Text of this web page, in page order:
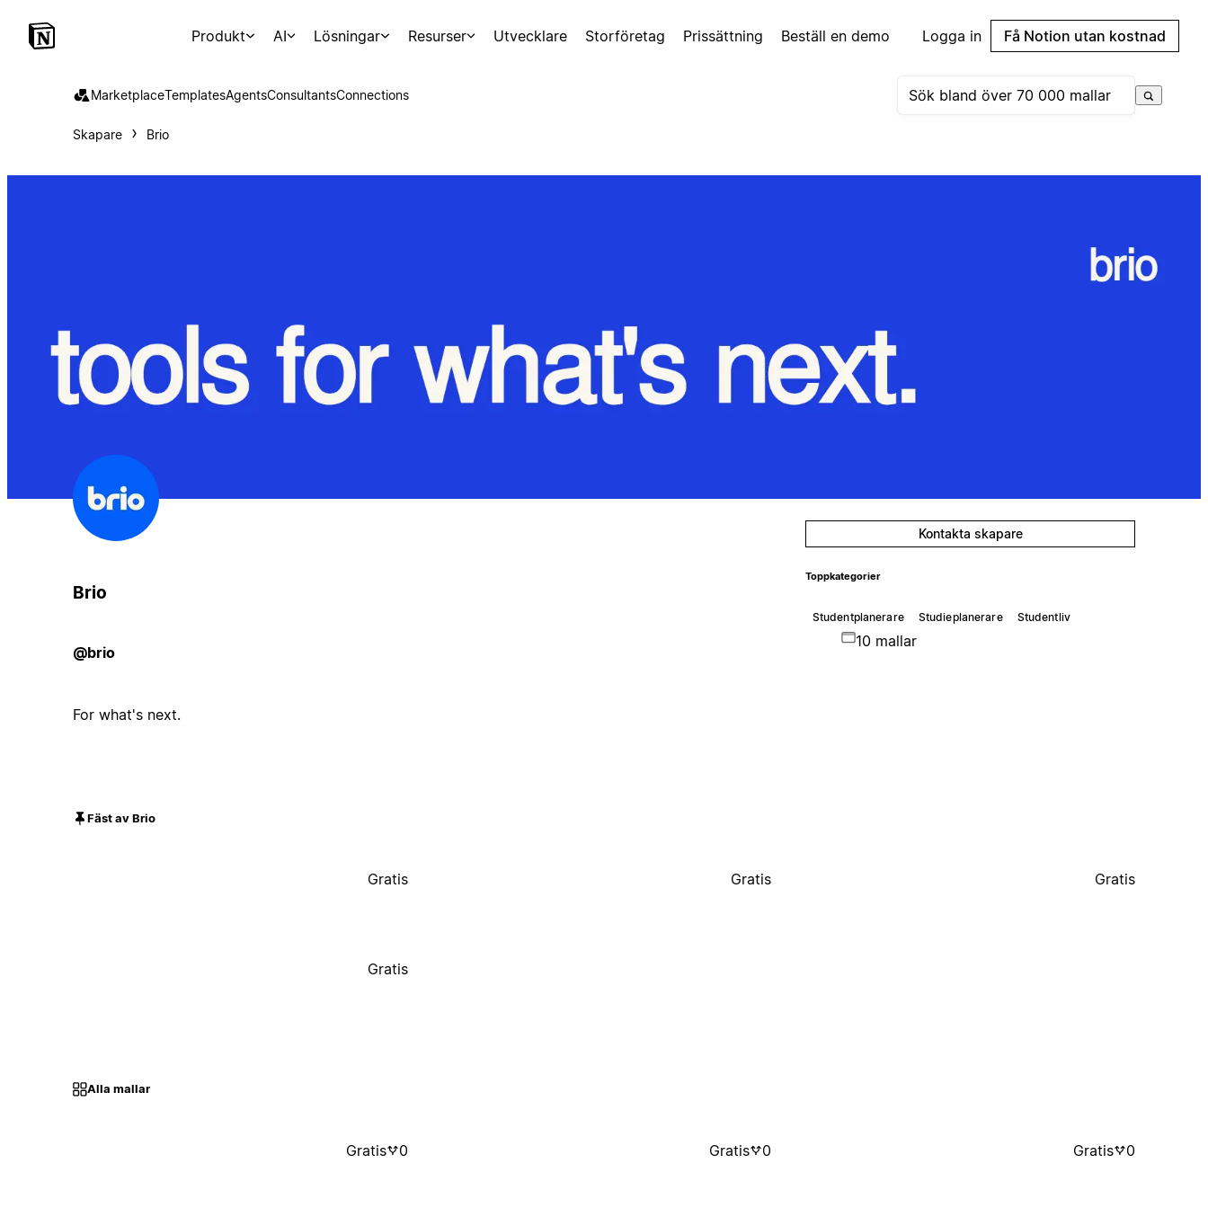
Produkt AI Lösningar Resurser Utvecklare Storföretag Prissättning Beställ en demo Logga in Få Notion utan kostnad
MarketplaceTemplatesAgentsConsultantsConnections
Skapare Brio
Brio
@brio
For what's next.
Kontakta skapare
Toppkategorier
Studentplanerare Studieplanerare Studentliv
10 mallar
Fäst av Brio
Gratis Gratis Gratis
Gratis
Alla mallar
Gratis 0 Gratis 0 Gratis 0